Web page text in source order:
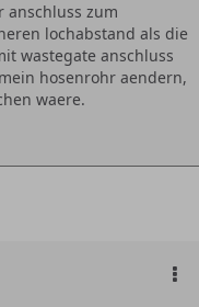
anschluss zum
lochabstand als die
wastegate anschluss
hosenrohr aendern,
waere.